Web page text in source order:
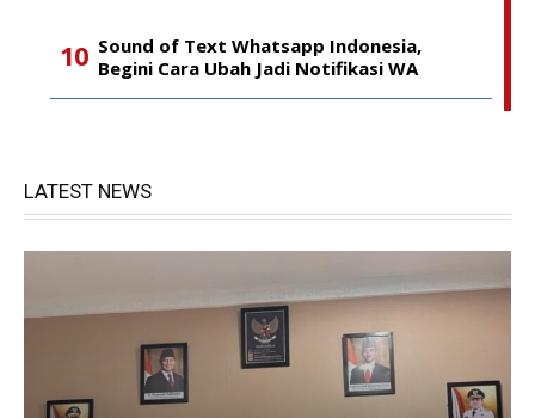
Sound of Text Whatsapp Indonesia,
Begini Cara Ubah Jadi Notifikasi WA
LATEST NEWS